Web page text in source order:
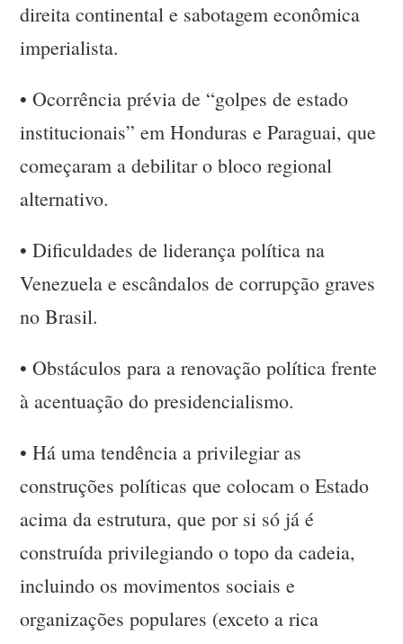
direita continental e sabotagem econômica
imperialista.
• Ocorrência prévia de “golpes de estado
institucionais” em Honduras e Paraguai, que
começaram a debilitar o bloco regional
alternativo.
• Dificuldades de liderança política na
Venezuela e escândalos de corrupção graves
no Brasil.
• Obstáculos para a renovação política frente
à acentuação do presidencialismo.
• Há uma tendência a privilegiar as
construções políticas que colocam o Estado
acima da estrutura, que por si só já é
construída privilegiando o topo da cadeia,
incluindo os movimentos sociais e
organizações populares (exceto a rica